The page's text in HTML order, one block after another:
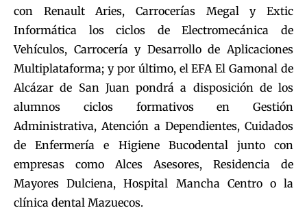
con Renault Aries, Carrocerías Megal y Extic
Informática los ciclos de Electromecánica de
Vehículos, Carrocería y Desarrollo de Aplicaciones
Multiplataforma; y por último, el EFA El Gamonal de
Alcázar de San Juan pondrá a disposición de los
alumnos ciclos formativos en Gestión
Administrativa, Atención a Dependientes, Cuidados
de Enfermería e Higiene Bucodental junto con
empresas como Alces Asesores, Residencia de
Mayores Dulciena, Hospital Mancha Centro o la
clínica dental Mazuecos.